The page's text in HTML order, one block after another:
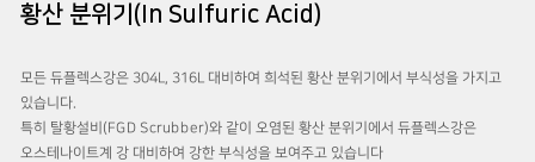
황산 분위기(In Sulfuric Acid)
모든 듀플렉스강은 304L, 316L 대비하여 희석된 황산 분위기에서 부식성을 가지고
있습니다.
특히 탈황설비(FGD Scrubber)와 같이 오염된 황산 분위기에서 듀플렉스강은
오스테나이트계 강 대비하여 강한 부식성을 보여주고 있습니다